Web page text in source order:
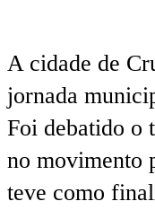
A cidade de
jornada
Foi debatido o
no movimento
teve como